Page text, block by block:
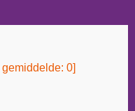
gemiddelde: 0]